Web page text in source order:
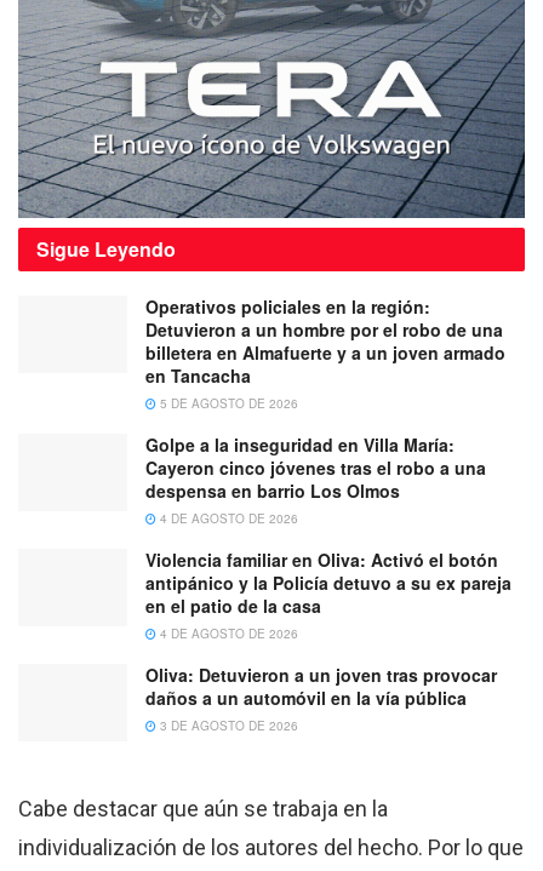
Sigue Leyendo
Operativos policiales en la región:
Detuvieron a un hombre por el robo de una
billetera en Almafuerte y a un joven armado
en Tancacha
5 DE AGOSTO DE 2026
Golpe a la inseguridad en Villa María:
Cayeron cinco jóvenes tras el robo a una
despensa en barrio Los Olmos
4 DE AGOSTO DE 2026
Violencia familiar en Oliva: Activó el botón
antipánico y la Policía detuvo a su ex pareja
en el patio de la casa
4 DE AGOSTO DE 2026
Oliva: Detuvieron a un joven tras provocar
daños a un automóvil en la vía pública
3 DE AGOSTO DE 2026
Cabe destacar que aún se trabaja en la
individualización de los autores del hecho. Por lo que